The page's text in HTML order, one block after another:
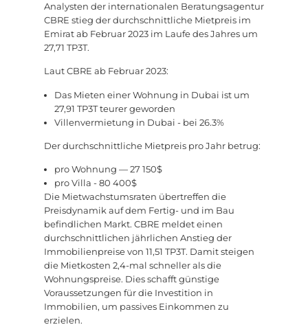
Analysten der internationalen Beratungsagentur
CBRE stieg der durchschnittliche Mietpreis im
Emirat ab Februar 2023 im Laufe des Jahres um
27,71 TP3T.
Laut CBRE ab Februar 2023:
Das Mieten einer Wohnung in Dubai ist um
27,91 TP3T teurer geworden
Villenvermietung in Dubai - bei 26.3%
Der durchschnittliche Mietpreis pro Jahr betrug:
pro Wohnung — 27 150$
pro Villa - 80 400$
Die Mietwachstumsraten übertreffen die
Preisdynamik auf dem Fertig- und im Bau
befindlichen Markt. CBRE meldet einen
durchschnittlichen jährlichen Anstieg der
Immobilienpreise von 11,51 TP3T. Damit steigen
die Mietkosten 2,4-mal schneller als die
Wohnungspreise. Dies schafft günstige
Voraussetzungen für die Investition in
Immobilien, um passives Einkommen zu
erzielen.